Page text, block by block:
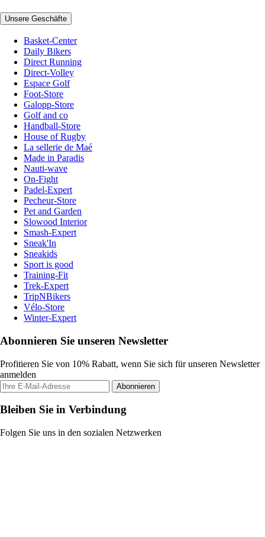
Unsere Geschäfte
Basket-Center
Daily Bikers
Direct Running
Direct-Volley
Espace Golf
Foot-Store
Galopp-Store
Golf and co
Handball-Store
House of Rugby
La sellerie de Maé
Made in Paradis
Nauti-wave
On-Fight
Padel-Expert
Pecheur-Store
Pet and Garden
Slowood Interior
Smash-Expert
Sneak'In
Sneakids
Sport is good
Training-Fit
Trek-Expert
TripNBikers
Vélo-Store
Winter-Expert
Abonnieren Sie unseren Newsletter
Profitieren Sie von 10% Rabatt, wenn Sie sich für unseren Newsletter
anmelden
Abonnieren
Bleiben Sie in Verbindung
Folgen Sie uns in den sozialen Netzwerken